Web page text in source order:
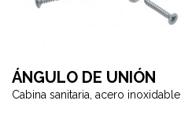
ÁNGULO DE UNIÓN
Cabina sanitaria, acero inoxidable